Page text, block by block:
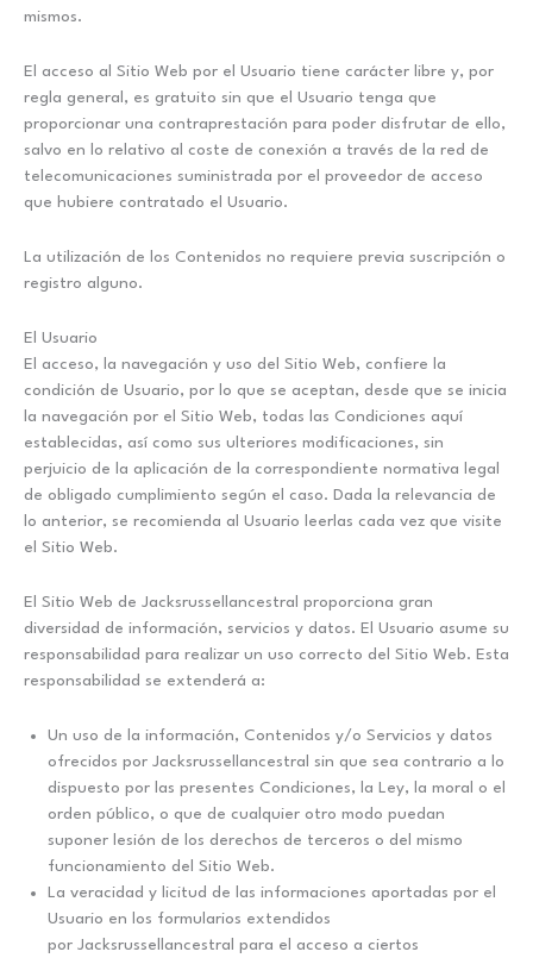
mismos.
El acceso al Sitio Web por el Usuario tiene carácter libre y, por
regla general, es gratuito sin que el Usuario tenga que
proporcionar una contraprestación para poder disfrutar de ello,
salvo en lo relativo al coste de conexión a través de la red de
telecomunicaciones suministrada por el proveedor de acceso
que hubiere contratado el Usuario.
La utilización de los Contenidos no requiere previa suscripción o
registro alguno.
El Usuario
El acceso, la navegación y uso del Sitio Web, confiere la
condición de Usuario, por lo que se aceptan, desde que se inicia
la navegación por el Sitio Web, todas las Condiciones aquí
establecidas, así como sus ulteriores modificaciones, sin
perjuicio de la aplicación de la correspondiente normativa legal
de obligado cumplimiento según el caso. Dada la relevancia de
lo anterior, se recomienda al Usuario leerlas cada vez que visite
el Sitio Web.
El Sitio Web de Jacksrussellancestral proporciona gran
diversidad de información, servicios y datos. El Usuario asume su
responsabilidad para realizar un uso correcto del Sitio Web. Esta
responsabilidad se extenderá a:
Un uso de la información, Contenidos y/o Servicios y datos
ofrecidos por Jacksrussellancestral sin que sea contrario a lo
dispuesto por las presentes Condiciones, la Ley, la moral o el
orden público, o que de cualquier otro modo puedan
suponer lesión de los derechos de terceros o del mismo
funcionamiento del Sitio Web.
La veracidad y licitud de las informaciones aportadas por el
Usuario en los formularios extendidos
por Jacksrussellancestral para el acceso a ciertos